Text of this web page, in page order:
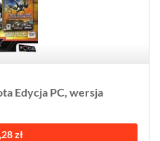
Edycja PC, wersja
zł